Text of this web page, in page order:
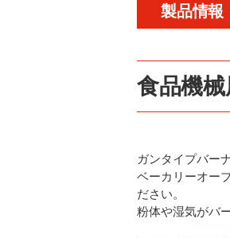
製品情報
食品機
ガンタイプバー
ベーカリーオー
ださい。
粉体や湿気がバ